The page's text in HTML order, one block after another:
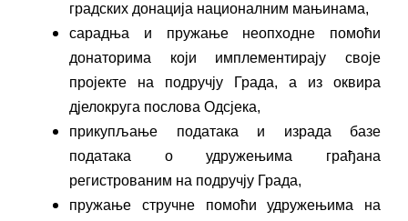
градских донација националним мањинама,
сарадња и пружање неопходне помоћи
донаторима који имплементирају своје
пројекте на подручју Града, а из оквира
дјелокруга послова Одсјека,
прикупљање података и израда базе
података о удружењима грађана
регистрованим на подручју Града,
пружање стручне помоћи удружењима на